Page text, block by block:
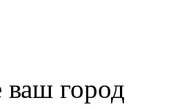
город